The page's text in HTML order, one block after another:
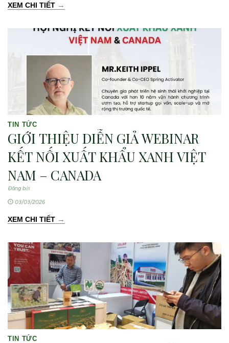
XEM CHI TIẾT →
TIN TỨC
GIỚI THIỆU DIỄN GIẢ WEBINAR
KẾT NỐI XUẤT KHẨU XANH VIỆT
NAM – CANADA
Đăng bởi
03/03/2026
XEM CHI TIẾT →
TIN TỨC